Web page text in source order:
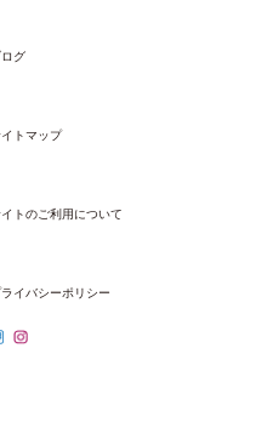
ログ
トマップ
トのご利用について
ライバシーポリシー